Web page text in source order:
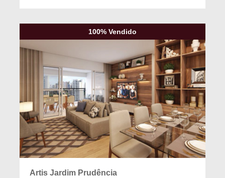
100% Vendido
Artis Jardim Prudência